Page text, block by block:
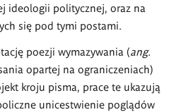
ideologii politycznej, oraz na
się pod tymi postami.
poezji wymazywania (ang.
opartej na ograniczeniach)
kroju pisma, prace te ukazują
unicestwienie poglądów